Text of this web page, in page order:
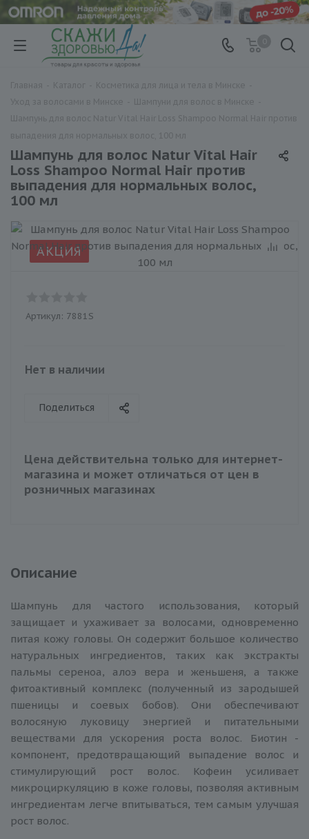
Шампунь для волос Natur Vital Hair
Loss Shampoo Normal Hair против
выпадения для нормальных волос,
100 мл
АКЦИЯ
Артикул: 7881S
Нет в наличии
Поделиться
Цена действительна только для интернет-
магазина и может отличаться от цен в
розничных магазинах
Описание
Шампунь для частого использования, который
защищает и ухаживает за волосами, одновременно
питая кожу головы. Он содержит большое количество
натуральных ингредиентов, таких как экстракты
пальмы сереноа, алоэ вера и женьшеня, а также
фитоактивный комплекс (полученный из зародышей
пшеницы и соевых бобов). Они обеспечивают
волосяную луковицу энергией и питательными
веществами для ускорения роста волос. Биотин -
компонент, предотвращающий выпадение волос и
стимулирующий рост волос. Кофеин усиливает
микроциркуляцию в коже головы, позволяя активным
ингредиентам легче впитываться, тем самым улучшая
рост волос.